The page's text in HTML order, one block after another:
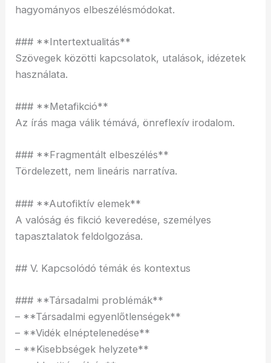
hagyományos elbeszélésmódokat.
### **Intertextualitás**
Szövegek közötti kapcsolatok, utalások, idézetek
használata.
### **Metafikció**
Az írás maga válik témává, önreflexív irodalom.
### **Fragmentált elbeszélés**
Tördelezett, nem lineáris narratíva.
### **Autofiktív elemek**
A valóság és fikció keveredése, személyes
tapasztalatok feldolgozása.
## V. Kapcsolódó témák és kontextus
### **Társadalmi problémák**
– **Társadalmi egyenlőtlenségek**
– **Vidék elnéptelenedése**
– **Kisebbségek helyzete**